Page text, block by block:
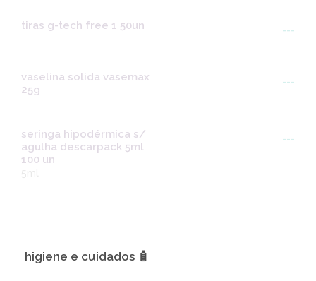
tiras g-tech free 1 50un ---
vaselina solida vasemax
25g
---
seringa hipodérmica s/
agulha descarpack 5ml
100 un
---
5ml
higiene e cuidados 🧴